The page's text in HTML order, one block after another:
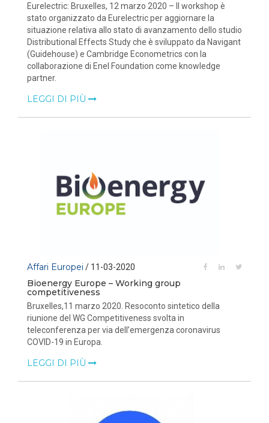
Eurelectric: Bruxelles, 12 marzo 2020 – Il workshop è
stato organizzato da Eurelectric per aggiornare la
situazione relativa allo stato di avanzamento dello studio
Distributional Effects Study che è sviluppato da Navigant
(Guidehouse) e Cambridge Econometrics con la
collaborazione di Enel Foundation come knowledge
partner.
LEGGI DI PIÙ
Affari Europei / 11-03-2020
Bioenergy Europe – Working group
competitiveness
Bruxelles,11 marzo 2020. Resoconto sintetico della
riunione del WG Competitiveness svolta in
teleconferenza per via dell’emergenza coronavirus
COVID-19 in Europa.
LEGGI DI PIÙ